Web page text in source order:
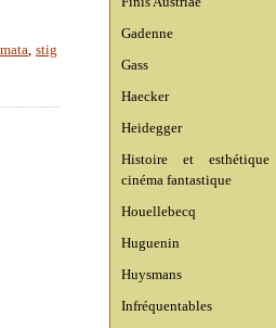
Gadenne
Gass
Haecker
Heidegger
Histoire et
cinéma fantastique
Houellebecq
Huguenin
Huysmans
Infréquentables
, stig